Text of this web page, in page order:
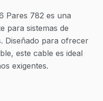
Pares 782 es una
para sistemas de
Diseñado para ofrecer
este cable es ideal
exigentes.